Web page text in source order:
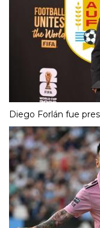
Diego Forlán fue